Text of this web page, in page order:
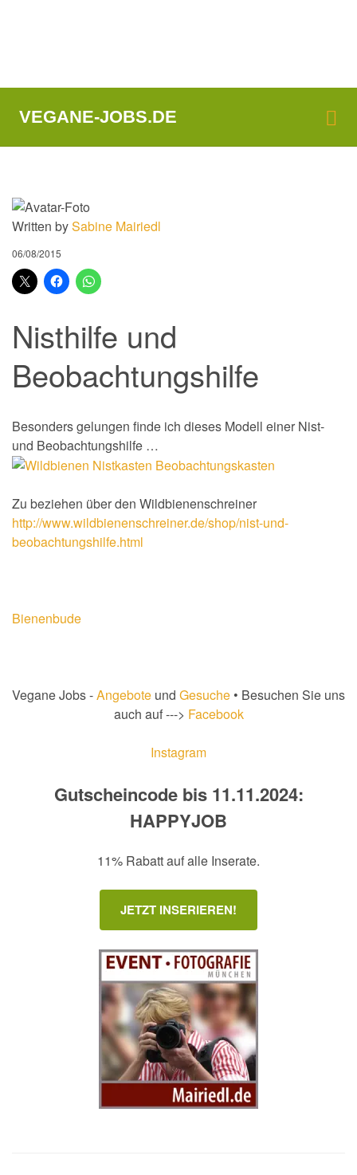
VEGANE-JOBS.DE
Written bySabine Mairiedl
06/08/2015
Nisthilfe und
Beobachtungshilfe
Besonders gelungen finde ich dieses Modell einer Nist-
und Beobachtungshilfe …
Zu beziehen über den Wildbienenschreiner
http://www.wildbienenschreiner.de/shop/nist-und-
beobachtungshilfe.html
Bienenbude
Vegane Jobs -Angebote und Gesuche • Besuchen Sie uns
auch auf ---> Facebook
Instagram
Gutscheincode bis 11.11.2024:
HAPPYJOB
11% Rabatt auf alle Inserate.
JETZT INSERIEREN!